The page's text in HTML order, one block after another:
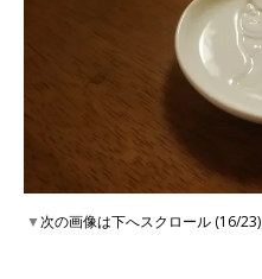
▼次の画像は下へスクロール (16/23)